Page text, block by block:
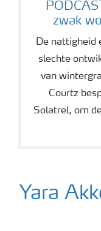
zwak
De nattigheid
slechte
van
Courtz
Solatrel, om
Yara